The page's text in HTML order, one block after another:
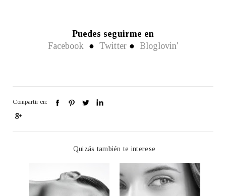
Puedes seguirme en
Facebook ● Twitter ● Bloglovin'
Compartir en:
Quizás también te interese